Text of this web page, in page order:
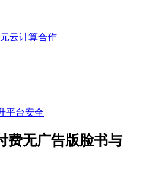
云计算合作
平台安全
费无广告版脸书与